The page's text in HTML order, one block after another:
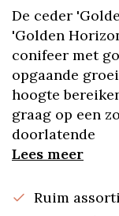
De ceder
'Golden
conifeer met
opgaande
hoogte
graag op een
doorlatende
Lees meer
Ruim